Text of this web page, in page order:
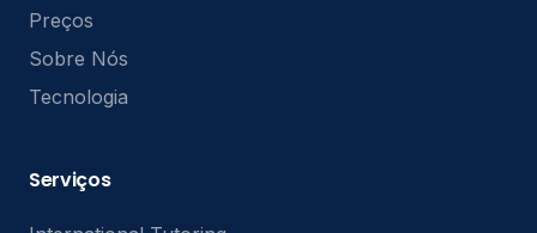
Preços
Sobre Nós
Tecnologia
Serviços